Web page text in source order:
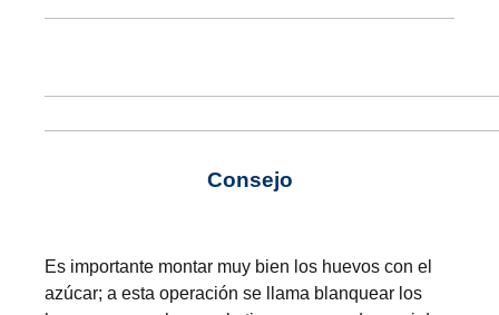
Consejo
Es importante montar muy bien los huevos con el
azúcar; a esta operación se llama blanquear los